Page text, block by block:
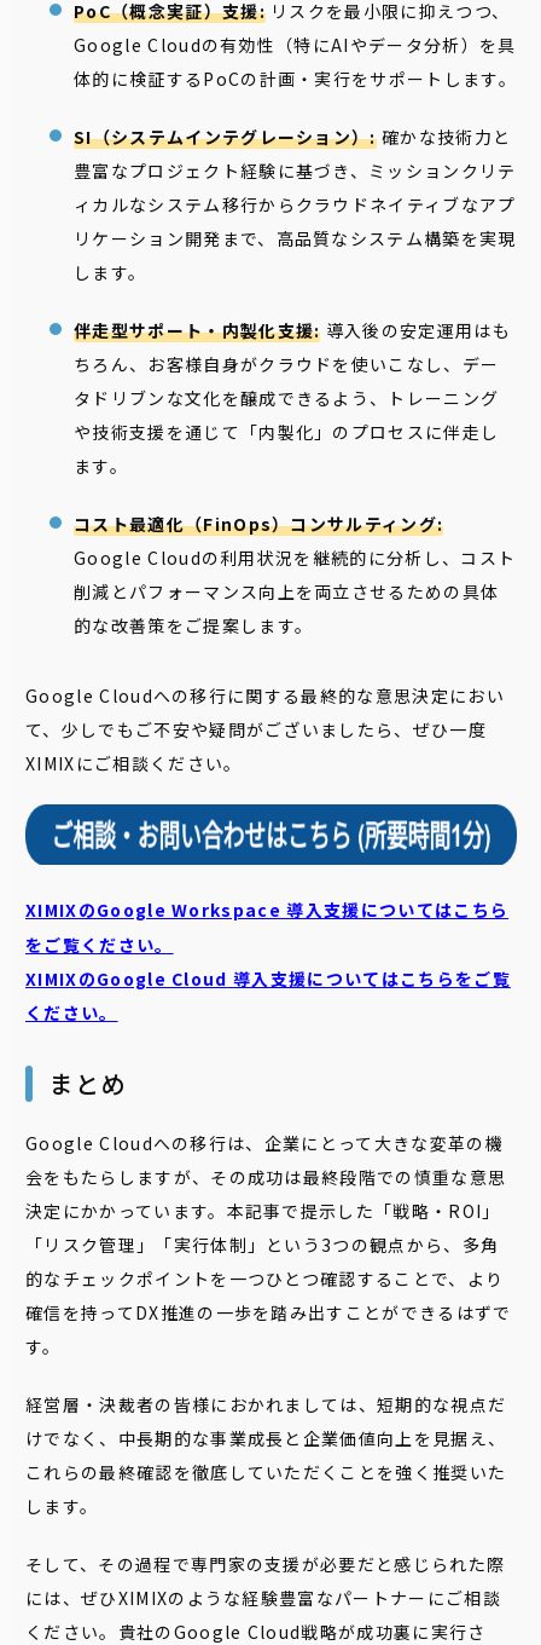
PoC（概念実証）支援:リスクを最小限に抑えつつ、
Google Cloudの有効性（特にAIやデータ分析）を具
体的に検証するPoCの計画・実行をサポートします。
SI（システムインテグレーション）:確かな技術力と
豊富なプロジェクト経験に基づき、ミッションクリテ
ィカルなシステム移行からクラウドネイティブなアプ
リケーション開発まで、高品質なシステム構築を実現
します。
伴走型サポート・内製化支援: 導入後の安定運用はも
ちろん、お客様自身がクラウドを使いこなし、デー
タドリブンな文化を醸成できるよう、トレーニング
や技術支援を通じて「内製化」のプロセスに伴走し
ます。
コスト最適化（FinOps）コンサルティング:
Google Cloudの利用状況を継続的に分析し、コスト
削減とパフォーマンス向上を両立させるための具体
的な改善策をご提案します。
Google Cloudへの移行に関する最終的な意思決定におい
て、少しでもご不安や疑問がございましたら、ぜひ一度
XIMIXにご相談ください。
XIMIXのGoogle Workspace 導入支援についてはこちら
をご覧ください。
XIMIXのGoogle Cloud 導入支援についてはこちらをご覧
ください。
まとめ
Google Cloudへの移行は、企業にとって大きな変革の機
会をもたらしますが、その成功は最終段階での慎重な意思
決定にかかっています。本記事で提示した「戦略・ROI」
「リスク管理」「実行体制」という3つの観点から、多角
的なチェックポイントを一つひとつ確認することで、より
確信を持ってDX推進の一歩を踏み出すことができるはずで
す。
経営層・決裁者の皆様におかれましては、短期的な視点だ
けでなく、中長期的な事業成長と企業価値向上を見据え、
これらの最終確認を徹底していただくことを強く推奨いた
します。
そして、その過程で専門家の支援が必要だと感じられた際
には、ぜひXIMIXのような経験豊富なパートナーにご相談
ください。貴社のGoogle Cloud戦略が成功裏に実行さ